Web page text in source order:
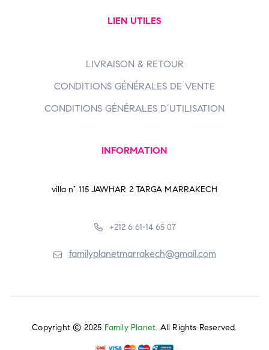
LIEN UTILES
LIVRAISON & RETOUR
CONDITIONS GÉNÉRALES DE VENTE
CONDITIONS GÉNÉRALES D’UTILISATION
INFORMATION
villa n° 115 JAWHAR 2 TARGA MARRAKECH
+212 6 61-14 65 07
familyplanetmarrakech@gmail.com
Copyright © 2025 Family Planet. All Rights Reserved.